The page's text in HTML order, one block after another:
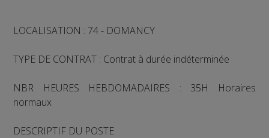
LOCALISATION : 74 - DOMANCY
TYPE DE CONTRAT : Contrat à durée indéterminée
NBR HEURES HEBDOMADAIRES : 35H Horaires
normaux
DESCRIPTIF DU POSTE